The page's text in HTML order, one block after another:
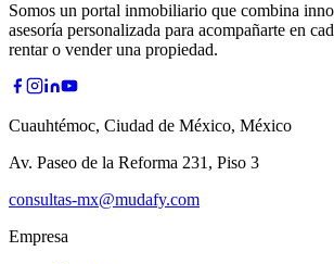
Somos un portal inmobiliario que combina
asesoría personalizada para acompañarte en
rentar o vender una propiedad.
Cuauhtémoc, Ciudad de México, México
Av. Paseo de la Reforma 231, Piso 3
consultas-mx@mudafy.com
Empresa